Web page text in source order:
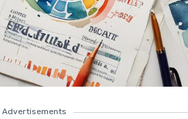
Advertisements